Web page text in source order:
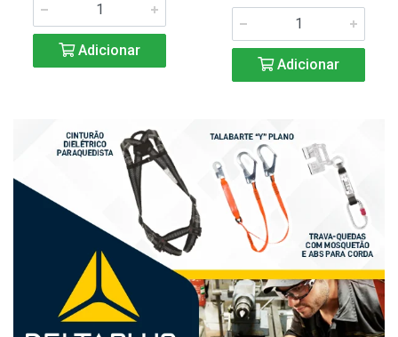
Adicionar
Adicionar